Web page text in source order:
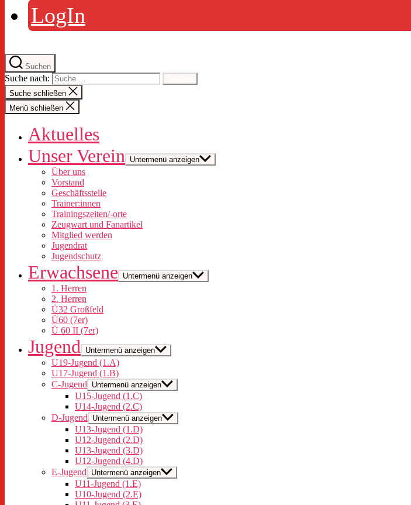
LogIn
Suchen
Suche nach:
Suche schließen
Menü schließen
Aktuelles
Unser Verein
Untermenü anzeigen
Über uns
Vorstand
Geschäftsstelle
Trainer:innen
Trainingszeiten/-orte
Zeugwart und Fanartikel
Mitglied werden
Jugendrat
Jugendschutz
Erwachsene Untermenü anzeigen
1. Herren
2. Herren
Ü32 Großfeld
Ü60 (7er)
Ü 60 II (7er)
Jugend Untermenü anzeigen
U19-Jugend (1.A)
U17-Jugend (1.B)
C-Jugend
Untermenü anzeigen
U15-Jugend (1.C)
U14-Jugend (2.C)
D-Jugend
Untermenü anzeigen
U13-Jugend (1.D)
U12-Jugend (2.D)
U13-Jugend (3.D)
U12-Jugend (4.D)
E-Jugend
Untermenü anzeigen
U11-Jugend (1.E)
U10-Jugend (2.E)